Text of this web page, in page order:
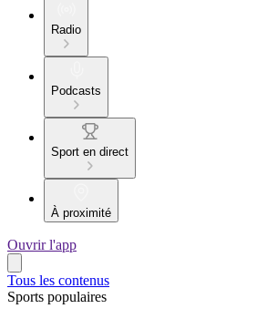
Radio
Podcasts
Sport en direct
À proximité
Ouvrir l'app
Tous les contenus
Sports populaires